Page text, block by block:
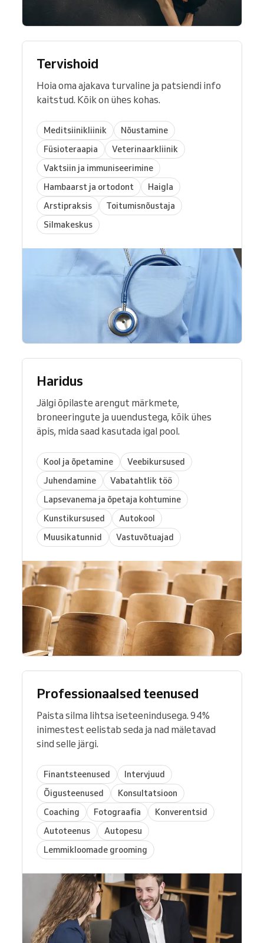
Tervishoid
Hoia oma ajakava turvaline ja patsiendi info
kaitstud. Kõik on ühes kohas.
Meditsiinikliinik
Nõustamine
Füsioteraapia
Veterinaarkliinik
Vaktsiin ja immuniseerimine
Hambaarst ja ortodont
Haigla
Arstipraksis
Toitumisnõustaja
Silmakeskus
Haridus
Jälgi õpilaste arengut märkmete,
broneeringute ja uuendustega, kõik ühes
äpis, mida saad kasutada igal pool.
Kool ja õpetamine
Veebikursused
Juhendamine
Vabatahtlik töö
Lapsevanema ja õpetaja kohtumine
Kunstikursused
Autokool
Muusikatunnid
Vastuvõtuajad
Professionaalsed teenused
Paista silma lihtsa iseteenindusega. 94%
inimestest eelistab seda ja nad mäletavad
sind selle järgi.
Finantsteenused
Intervjuud
Õigusteenused
Konsultatsioon
Coaching
Fotograafia
Konverentsid
Autoteenus
Autopesu
Lemmikloomade grooming